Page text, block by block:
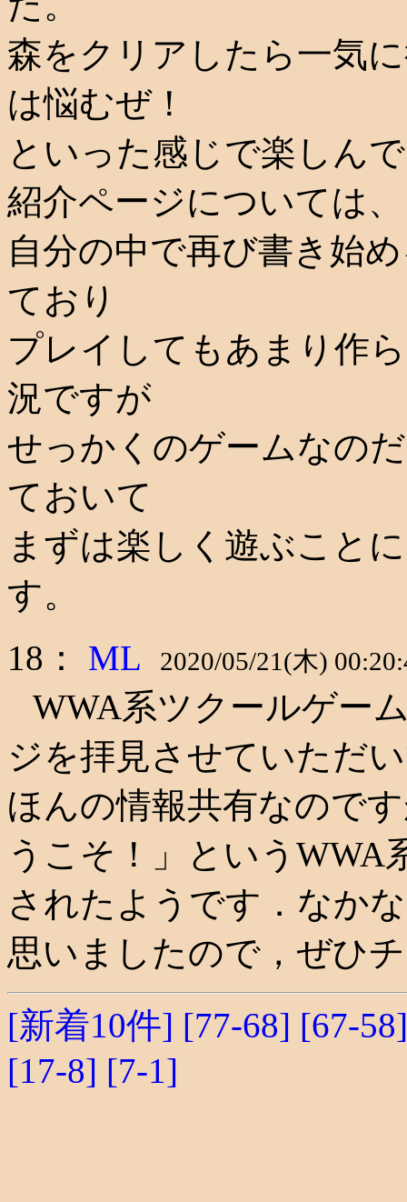
森をクリアしたら一気
は悩むぜ！
といった感じで楽しん
紹介ページについては
自分の中で再び書き始
ており
プレイしてもあまり作
況ですが
せっかくのゲームなの
ておいて
まずは楽しく遊ぶこと
す。
18： ML 2020/05/21(木)
WWA系ツクールゲー
ジを拝見させていただ
ほんの情報共有なので
うこそ！」というWWA
されたようです．なか
思いましたので，ぜひ
[新着10件] [77-68] [67-58]
[17-8] [7-1]